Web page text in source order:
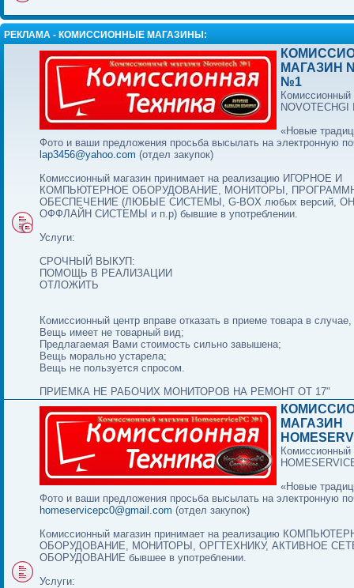
РЕКЛАМА - КОМИССИОННЫЕ МАГАЗИНЫ:
МАГАЗИН
№1
Комиссионный
«Новые
Фото и ваши предложения просьба высылать на электронную
lap3456@yahoo.com (отдел закупок)
Комиссионный магазин принимает на реализацию ИГОРНОЕ И
КОМПЬЮТЕРНОЕ ОБОРУДОВАНИЕ, МОНИТОРЫ,
ОБЕСПЕЧЕНИЕ (ЛЮБЫЕ СИСТЕМЫ, G-BOX любых версий,
ОФФЛАЙН СИСТЕМЫ и п.р) бывшие в употреблении.
Услуги:
СРОЧНЫЙ ВЫКУП:
ПОМОЩЬ В РЕАЛИЗАЦИИ
ОТЛОЖИТЬ
Комиссионный центр вправе отказать в приеме товара в
Вещь имеет не товарный вид;
Предлагаемая Вами стоимость сильно завышена;
Вещь морально устарела;
Вещь не пользуется спросом.
ПРИЕМКА НЕ РАБОЧИХ МОНИТОРОВ НА РЕМОНТ ОТ 17"
МАГАЗИН
Комиссионный
«Новые
Фото и ваши предложения просьба высылать на электронную
homeservicepc0@gmail.com (отдел закупок)
Комиссионный магазин принимает на реализацию
ОБОРУДОВАНИЕ, МОНИТОРЫ, ОРГТЕХНИКУ, АКТИВНОЕ
ОБОРУДОВАНИЕ бывшее в употреблении.
Услуги: